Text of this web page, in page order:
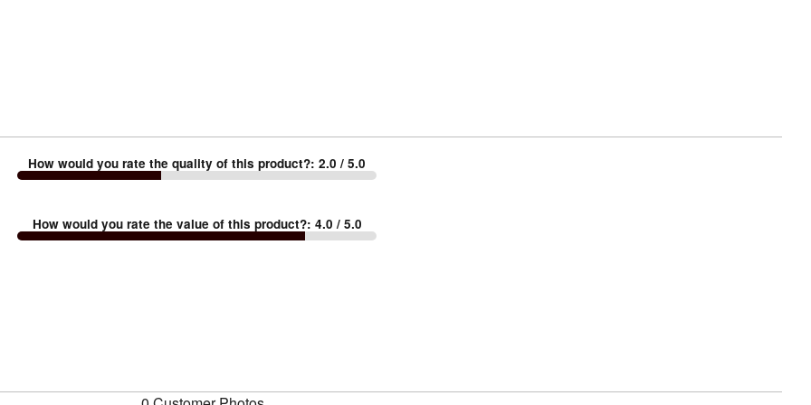
How would you rate the quality of this product?:2.0 / 5.0
How would you rate the value of this product?: 4.0 / 5.0